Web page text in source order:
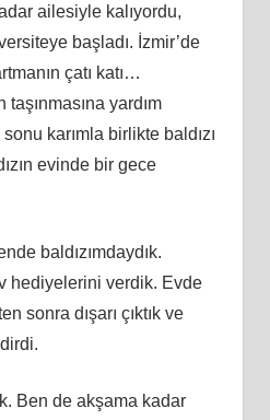
ailesiyle kalıyordu,
başladı. İzmir’de
çatı katı…
taşınmasına yardım
karımla birlikte baldızı
evinde bir gece
baldızımdaydık.
hediyelerini verdik. Evde
sonra dışarı çıktık ve
Ben de akşama kadar